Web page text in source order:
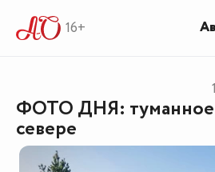
16+
ФОТО ДНЯ: туманное
севере